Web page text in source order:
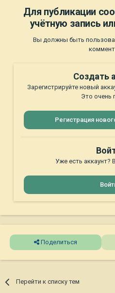
Для публикации
учётную запись
Вы должны быть
Создать
Зарегистрируйте новый
Это очень
Регистрация
Уже есть аккаунт?
Поделиться
Перейти к списку тем